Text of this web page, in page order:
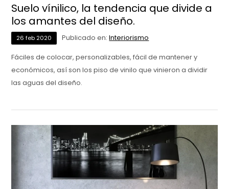
Suelo vínilico, la tendencia que divide a
los amantes del diseño.
26 feb 2020 Publicado en:Interiorismo
Fáciles de colocar, personalizables, fácil de mantener y
económicos, así son los piso de vinilo que vinieron a dividir
las aguas del diseño.